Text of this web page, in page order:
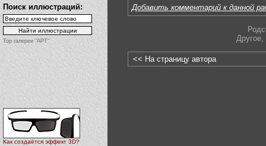
Поиск иллюстраций:
Top галереи "АРТ"
Как создаётся эффект 3D?
Добавить комментарий к данной
Другое,
<< На страницу автора